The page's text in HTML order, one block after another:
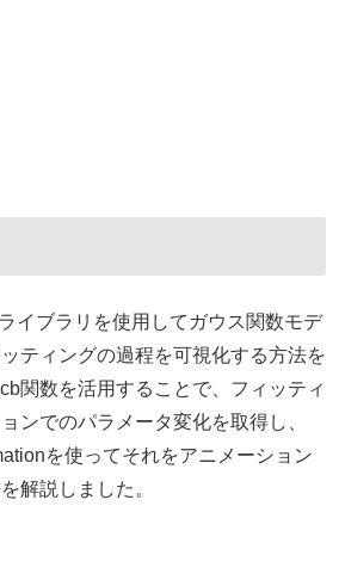
イブラリを使用してガウス関数モデ
ティングの過程を可視化する方法を
関数を活用することで、フィッティ
ンでのパラメータ変化を取得し、
を使ってそれをアニメーション
解説しました。